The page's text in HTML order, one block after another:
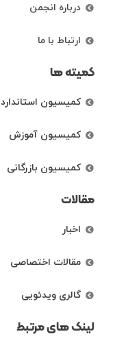
درباره انجمن
ارتباط با ما
کمیته ها
کمیسیون استاندارد
کمیسیون آموزش
کمیسیون بازرگانی
مقالات
اخبار
مقالات اختصاصی
گالری ویدئویی
لینک های مرتبط